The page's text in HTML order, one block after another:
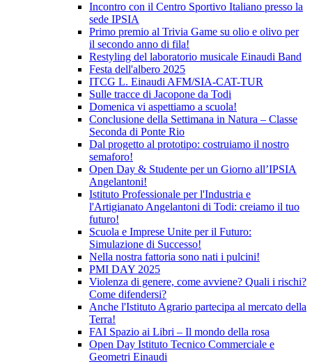
Incontro con il Centro Sportivo Italiano presso la
sede IPSIA
Primo premio al Trivia Game su olio e olivo per
il secondo anno di fila!
Restyling del laboratorio musicale Einaudi Band
Festa dell'albero 2025
ITCG L. Einaudi AFM/SIA-CAT-TUR
Sulle tracce di Jacopone da Todi
Domenica vi aspettiamo a scuola!
Conclusione della Settimana in Natura – Classe
Seconda di Ponte Rio
Dal progetto al prototipo: costruiamo il nostro
semaforo!
Open Day & Studente per un Giorno all’IPSIA
Angelantoni!
Istituto Professionale per l'Industria e
l'Artigianato Angelantoni di Todi: creiamo il tuo
futuro!
Scuola e Imprese Unite per il Futuro:
Simulazione di Successo!
Nella nostra fattoria sono nati i pulcini!
PMI DAY 2025
Violenza di genere, come avviene? Quali i rischi?
Come difendersi?
Anche l'Istituto Agrario partecipa al mercato della
Terra!
FAI Spazio ai Libri – Il mondo della rosa
Open Day Istituto Tecnico Commerciale e
Geometri Einaudi